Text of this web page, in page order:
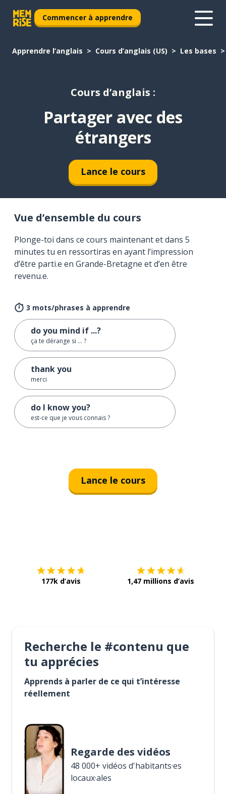
Commencer à apprendre
Apprendre l’anglais Cours d’anglais (US) Les bases
Cours d’anglais :
Partager avec des
étrangers
Lance le cours
Vue d’ensemble du cours
Plonge-toi dans ce cours maintenant et dans 5
minutes tu en ressortiras en ayant l’impression
d’être parti.e en Grande-Bretagne et d’en être
revenu.e.
3 mots/phrases à apprendre
do you mind if ...?
ça te dérange si ... ?
thank you
merci
do I know you?
est-ce que je vous connais ?
Lance le cours
177k d’avis 1,47 millions d’avis
Recherche le #contenu que
tu apprécies
Apprends à parler de ce qui t’intéresse
réellement
Regarde des vidéos
48 000+ vidéos d'habitants·es
locaux·ales